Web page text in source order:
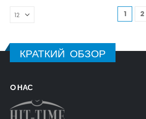
1 2
КРАТКИЙ ОБЗОР
O НАС